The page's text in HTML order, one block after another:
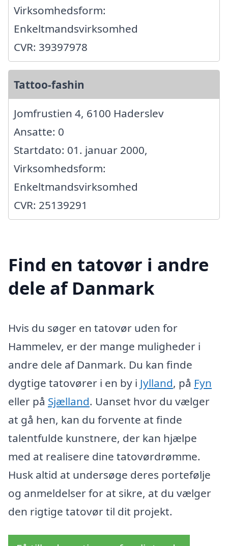
Virksomhedsform:
Enkeltmandsvirksomhed
CVR: 39397978
Tattoo-fashin
Jomfrustien 4, 6100 Haderslev
Ansatte: 0
Startdato: 01. januar 2000,
Virksomhedsform:
Enkeltmandsvirksomhed
CVR: 25139291
Find en tatovør i andre
dele af Danmark
Hvis du søger en tatovør uden for
Hammelev, er der mange muligheder i
andre dele af Danmark. Du kan finde
dygtige tatovører i en by i Jylland, på Fyn
eller på Sjælland. Uanset hvor du vælger
at gå hen, kan du forvente at finde
talentfulde kunstnere, der kan hjælpe
med at realisere dine tatovørdrømme.
Husk altid at undersøge deres portefølje
og anmeldelser for at sikre, at du vælger
den rigtige tatovør til dit projekt.